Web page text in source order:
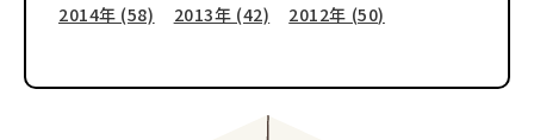
2014年 (58)
2013年 (42) 2012年 (50)